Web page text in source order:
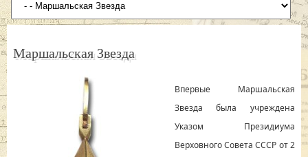
Маршальская Звезда
Впервые Маршальская
Звезда была учреждена
Указом Президиума
Верховного Совета СССР от 2